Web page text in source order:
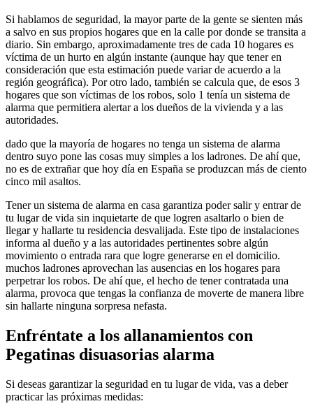
Si hablamos de seguridad, la mayor parte de la gente se sienten más
a salvo en sus propios hogares que en la calle por donde se transita a
diario. Sin embargo, aproximadamente tres de cada 10 hogares es
víctima de un hurto en algún instante (aunque hay que tener en
consideración que esta estimación puede variar de acuerdo a la
región geográfica). Por otro lado, también se calcula que, de esos 3
hogares que son víctimas de los robos, solo 1 tenía un sistema de
alarma que permitiera alertar a los dueños de la vivienda y a las
autoridades.
dado que la mayoría de hogares no tenga un sistema de alarma
dentro suyo pone las cosas muy simples a los ladrones. De ahí que,
no es de extrañar que hoy día en España se produzcan más de ciento
cinco mil asaltos.
Tener un sistema de alarma en casa garantiza poder salir y entrar de
tu lugar de vida sin inquietarte de que logren asaltarlo o bien de
llegar y hallarte tu residencia desvalijada. Este tipo de instalaciones
informa al dueño y a las autoridades pertinentes sobre algún
movimiento o entrada rara que logre generarse en el domicilio.
muchos ladrones aprovechan las ausencias en los hogares para
perpetrar los robos. De ahí que, el hecho de tener contratada una
alarma, provoca que tengas la confianza de moverte de manera libre
sin hallarte ninguna sorpresa nefasta.
Enfréntate a los allanamientos con
Pegatinas disuasorias alarma
Si deseas garantizar la seguridad en tu lugar de vida, vas a deber
practicar las próximas medidas: